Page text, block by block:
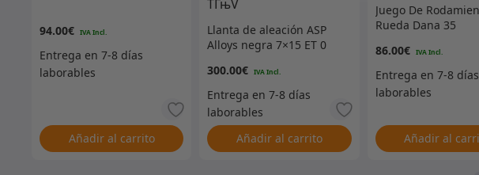
94.00€
Añadir al carrito
Llanta de aleación ASP
Alloys negra 7×15 ET 0
300.00€
Añadir al carrito
Juego De
Rueda Dana 35
86.00€
Añadir al